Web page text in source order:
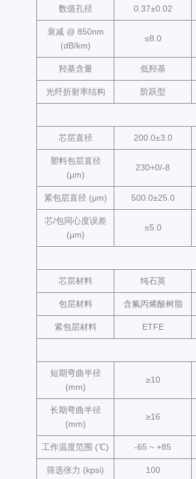
数值孔径 0.37±0.02
衰减 @ 850nm
(dB/km)
≤8.0
羟基含量 低羟基
光纤折射率结构 阶跃型
芯层直径 200.0±3.0
塑料包层直径
(μm)
230+0/-8
紧包层直径 (μm) 500.0±25.0
芯/包同心度误差
(μm)
≤5.0
芯层材料 纯石英
包层材料 含氟丙烯酸树脂
紧包层材料 ETFE
短期弯曲半径
(mm)
≥10
长期弯曲半径
(mm)
≥16
工作温度范围 (℃) -65 ~ +85
筛选张力 (kpsi) 100